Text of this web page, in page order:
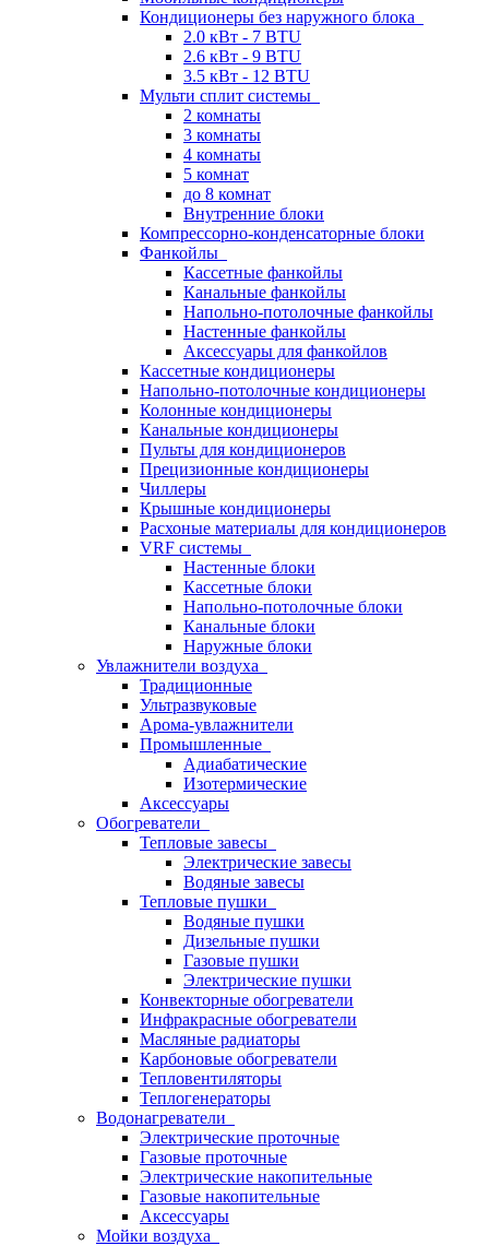
Кондиционеры без наружного блока
2.0 кВт - 7 BTU
2.6 кВт - 9 BTU
3.5 кВт - 12 BTU
Мульти сплит системы
2 комнаты
3 комнаты
4 комнаты
5 комнат
до 8 комнат
Внутренние блоки
Компрессорно-конденсаторные блоки
Фанкойлы
Кассетные фанкойлы
Канальные фанкойлы
Напольно-потолочные фанкойлы
Настенные фанкойлы
Аксессуары для фанкойлов
Кассетные кондиционеры
Напольно-потолочные кондиционеры
Колонные кондиционеры
Канальные кондиционеры
Пульты для кондиционеров
Прецизионные кондиционеры
Чиллеры
Крышные кондиционеры
Расхоные материалы для кондиционеров
VRF системы
Настенные блоки
Кассетные блоки
Напольно-потолочные блоки
Канальные блоки
Наружные блоки
Увлажнители воздуха
Традиционные
Ультразвуковые
Арома-увлажнители
Промышленныe
Адиабатические
Изотермические
Аксессуары
Обогреватели
Тепловые завесы
Электрические завесы
Водяные завесы
Тепловые пушки
Водяные пушки
Дизельные пушки
Газовые пушки
Электрические пушки
Конвекторные обогреватели
Инфракрасные обогреватели
Масляные радиаторы
Карбоновые обогреватели
Тепловентиляторы
Теплогенераторы
Водонагреватели
Электрические проточные
Газовые проточные
Электрические накопительные
Газовые накопительные
Аксессуары
Мойки воздуха